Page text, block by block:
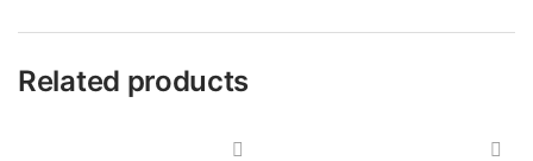
Related products